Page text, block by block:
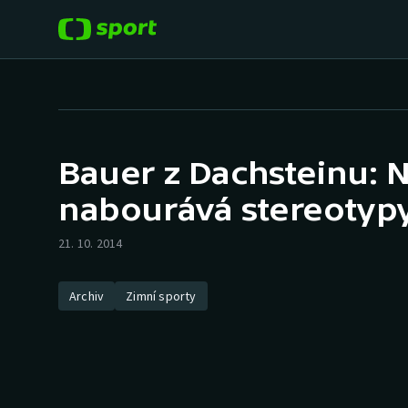
Hokej
Tenis
Cyklistika
Baseball a softbal
Basketbal
Bauer z Dachsteinu:
nabourává
21. 10. 2014
Archiv Zimní sporty